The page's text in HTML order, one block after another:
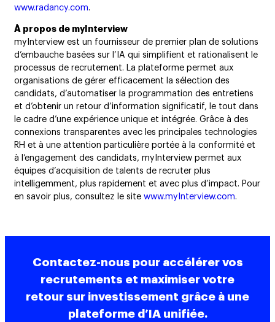
www.radancy.com.
À propos de myInterview
myInterview est un fournisseur de premier plan de solutions
d’embauche basées sur l’IA qui simplifient et rationalisent le
processus de recrutement. La plateforme permet aux
organisations de gérer efficacement la sélection des
candidats, d’automatiser la programmation des entretiens
et d’obtenir un retour d’information significatif, le tout dans
le cadre d’une expérience unique et intégrée. Grâce à des
connexions transparentes avec les principales technologies
RH et à une attention particulière portée à la conformité et
à l’engagement des candidats, myInterview permet aux
équipes d’acquisition de talents de recruter plus
intelligemment, plus rapidement et avec plus d’impact. Pour
en savoir plus, consultez le site www.myInterview.com.
Contactez-nous pour accélérer vos
recrutements et maximiser votre
retour sur investissement grâce à une
plateforme d’IA unifiée.